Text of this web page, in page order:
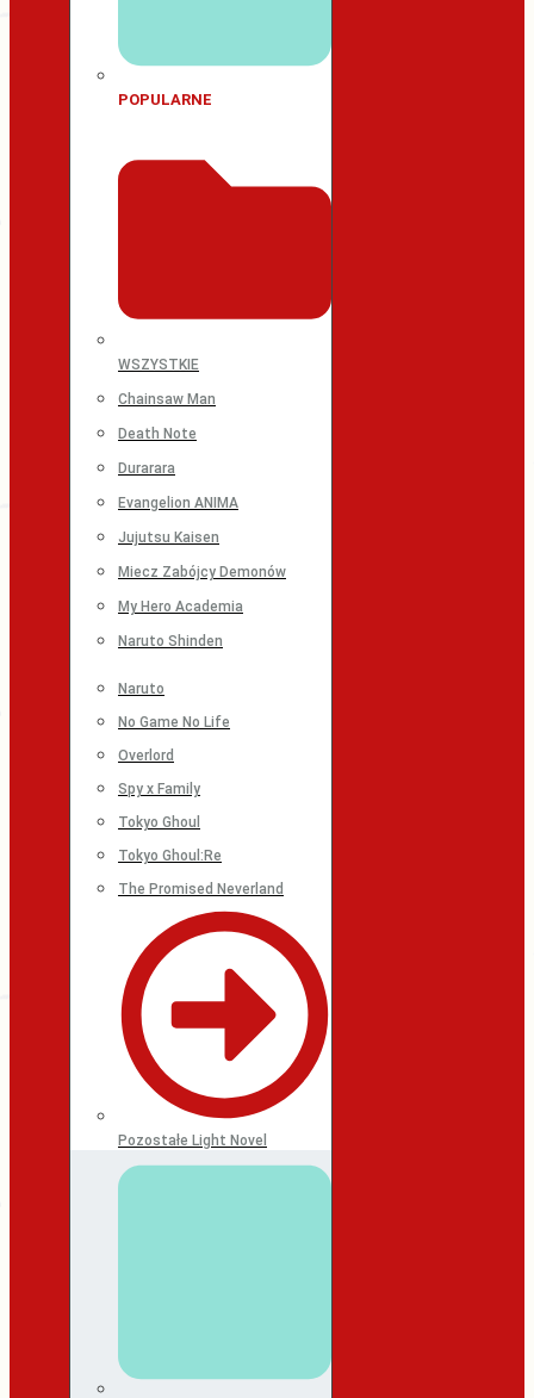
POPULARNE
WSZYSTKIE
Chainsaw Man
Death Note
Durarara
Evangelion ANIMA
Jujutsu Kaisen
Miecz Zabójcy Demonów
My Hero Academia
Naruto Shinden
Naruto
No Game No Life
Overlord
Spy x Family
Tokyo Ghoul
Tokyo Ghoul:Re
The Promised Neverland
Pozostałe Light Novel